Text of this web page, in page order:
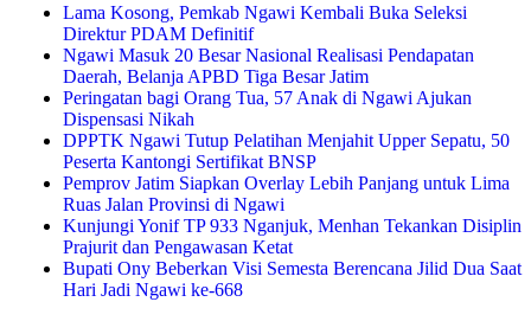
Lama Kosong, Pemkab Ngawi Kembali Buka Seleksi
Direktur PDAM Definitif
Ngawi Masuk 20 Besar Nasional Realisasi Pendapatan
Daerah, Belanja APBD Tiga Besar Jatim
Peringatan bagi Orang Tua, 57 Anak di Ngawi Ajukan
Dispensasi Nikah
DPPTK Ngawi Tutup Pelatihan Menjahit Upper Sepatu, 50
Peserta Kantongi Sertifikat BNSP
Pemprov Jatim Siapkan Overlay Lebih Panjang untuk Lima
Ruas Jalan Provinsi di Ngawi
Kunjungi Yonif TP 933 Nganjuk, Menhan Tekankan Disiplin
Prajurit dan Pengawasan Ketat
Bupati Ony Beberkan Visi Semesta Berencana Jilid Dua Saat
Hari Jadi Ngawi ke-668